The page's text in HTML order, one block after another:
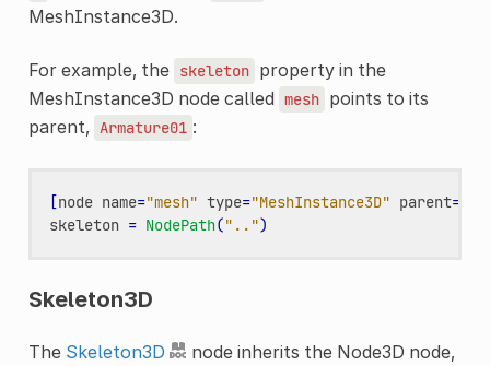
MeshInstance3D.
For example, the skeleton property in the
MeshInstance3D node called mesh points to its
parent, Armature01 :
[node name="mesh" type="MeshInstance3D" parent=
skeleton = NodePath("..")
Skeleton3D
The Skeleton3D
node inherits the Node3D node,